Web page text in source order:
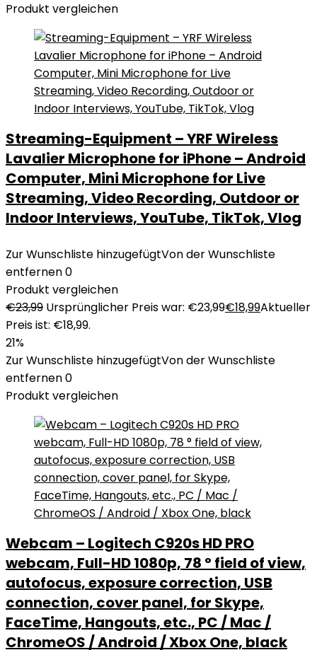
Produkt vergleichen
Streaming-Equipment – YRF Wireless
Lavalier Microphone for iPhone – Android
Computer, Mini Microphone for Live
Streaming, Video Recording, Outdoor or
Indoor Interviews, YouTube, TikTok, Vlog
Zur Wunschliste hinzugefügtVon der Wunschliste
entfernen0
Produkt vergleichen
€23,99 Ursprünglicher Preis war: €23,99€18,99Aktueller
Preis ist: €18,99.
21%
Zur Wunschliste hinzugefügtVon der Wunschliste
entfernen0
Produkt vergleichen
Webcam – Logitech C920s HD PRO
webcam, Full-HD 1080p, 78 ° field of view,
autofocus, exposure correction, USB
connection, cover panel, for Skype,
FaceTime, Hangouts, etc., PC / Mac /
ChromeOS / Android / Xbox One, black